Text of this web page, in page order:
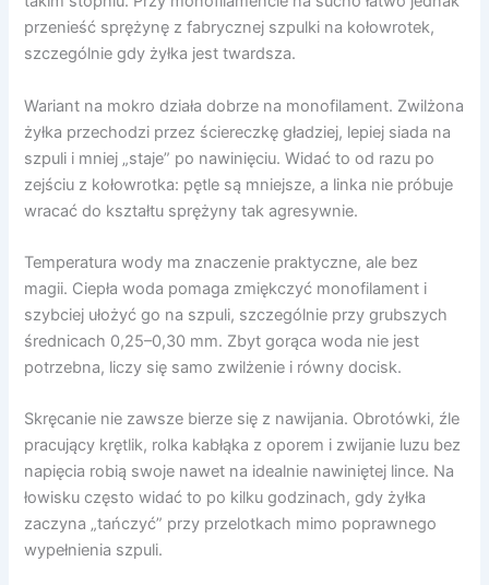
przenieść sprężynę z fabrycznej szpulki na kołowrotek,
szczególnie gdy żyłka jest twardsza.
Wariant na mokro działa dobrze na monofilament. Zwilżona
żyłka przechodzi przez ściereczkę gładziej, lepiej siada na
szpuli i mniej „staje” po nawinięciu. Widać to od razu po
zejściu z kołowrotka: pętle są mniejsze, a linka nie próbuje
wracać do kształtu sprężyny tak agresywnie.
Temperatura wody ma znaczenie praktyczne, ale bez
magii. Ciepła woda pomaga zmiękczyć monofilament i
szybciej ułożyć go na szpuli, szczególnie przy grubszych
średnicach 0,25–0,30 mm. Zbyt gorąca woda nie jest
potrzebna, liczy się samo zwilżenie i równy docisk.
Skręcanie nie zawsze bierze się z nawijania. Obrotówki, źle
pracujący krętlik, rolka kabłąka z oporem i zwijanie luzu bez
napięcia robią swoje nawet na idealnie nawiniętej lince. Na
łowisku często widać to po kilku godzinach, gdy żyłka
zaczyna „tańczyć” przy przelotkach mimo poprawnego
wypełnienia szpuli.